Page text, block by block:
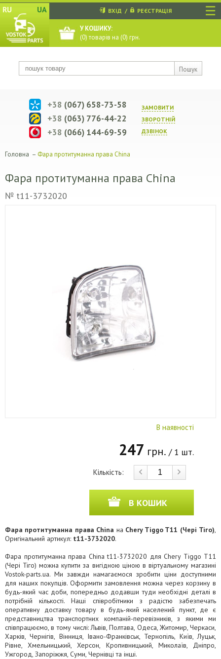
☰
RU UA
Пошук
ВХІД / РЕЄСТРАЦІЯ
У КОШИКУ:
(0) товарів на (0) грн.
ЗАМОВИТИ
ЗВОРОТНIЙ
ДЗВIНОК
+38 (067) 658-73-58
+38 (063) 776-44-22
+38 (066) 144-69-59
Головна – Фара протитуманна права China
Фара протитуманна права China
№ t11-3732020
В наявності
247 грн. / 1 шт.
Кількість:
В КОШИК
Фара протитуманна права China на Chery Tiggo T11 (Чері Тіго),
Оригінальний артикул: t11-3732020.
Фара протитуманна права China t11-3732020 для Chery Tiggo T11
(Чері Тіго) можна купити за вигідною ціною в віртуальному магазині
Vostok-parts.ua. Ми завжди намагаємося зробити ціни доступними
для наших покупців. Оформити замовлення можна через корзину в
будь-який час доби, попередньо додавши туди необхідні деталі в
потрібній кількості. Наші співробітники з радістю забезпечать
оперативну доставку товару в будь-який населений пункт, де є
представництва транспортних компаній-перевізників, з якими ми
співпрацюємо, в тому числі: Львів, Полтава, Одеса, Житомир, Черкаси,
Харків, Чернігів, Вінниця, Івано-Франківськ, Тернопіль, Київ, Луцьк,
Рівне, Хмельницький, Херсон, Кропивницький, Миколаїв, Дніпро,
Ужгород, Запоріжжя, Суми, Чернівці та інші.